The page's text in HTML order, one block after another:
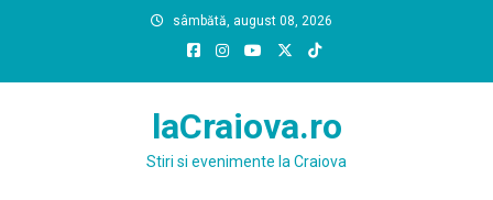
sâmbătă, august 08, 2026
laCraiova.ro
Stiri si evenimente la Craiova